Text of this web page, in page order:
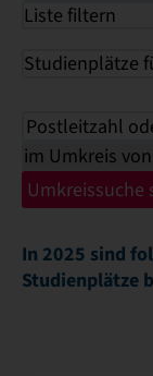
Liste filtern
Studienplätze
Umkreissuche
In 2025 sind
Studienplätze